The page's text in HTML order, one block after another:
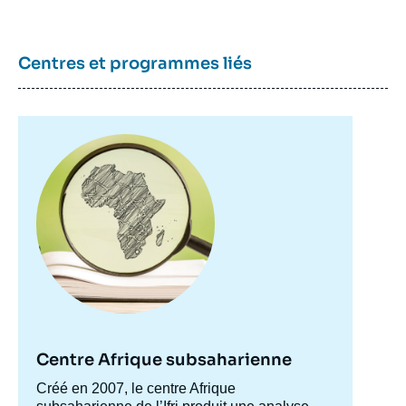
Centres et programmes liés
principale
Centre Afrique subsaharienne
Accroche
Créé en 2007, le centre Afrique